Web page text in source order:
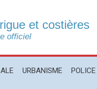
et costières
officiel
URBANISME
URBANISME POLICE